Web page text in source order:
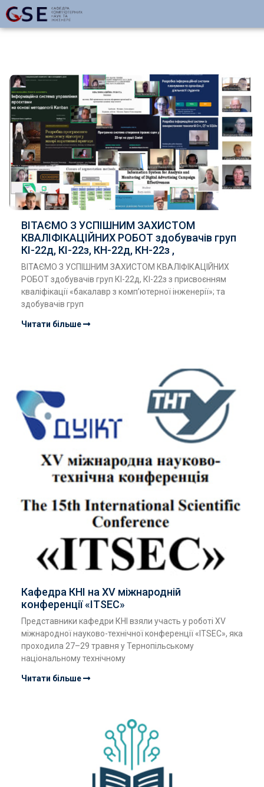
ВІТАЄМО З УСПІШНИМ ЗАХИСТОМ
КВАЛІФІКАЦІЙНИХ РОБОТ здобувачів груп
КІ-22д, КІ-22з, КН-22д, КН-22з ,
ВІТАЄМО З УСПІШНИМ ЗАХИСТОМ КВАЛІФІКАЦІЙНИХ
РОБОТ здобувачів груп КІ-22д, КІ-22з з присвоєнням
кваліфікації «бакалавр з комп’ютерної інженерії»; та
здобувачів груп
Читати більше
Кафедра КНІ на XV міжнародній
конференції «ITSEC»
Представники кафедри КНІ взяли участь у роботі ХV
міжнародної науково-технічної конференції «ITSEC», яка
проходила 27–29 травня у Тернопільському
національному технічному
Читати більше